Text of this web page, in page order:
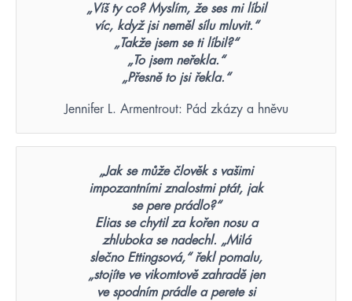
„Víš ty co? Myslím, že ses mi líbil
víc, když jsi neměl sílu mluvit.“
„Takže jsem se ti líbil?“
„To jsem neřekla.“
„Přesně to jsi řekla.“
Jennifer L. Armentrout: Pád zkázy a hněvu
„Jak se může člověk s vašimi
impozantními znalostmi ptát, jak
se pere prádlo?“
Elias se chytil za kořen nosu a
zhluboka se nadechl. „Milá
slečno Ettingsová,“ řekl pomalu,
„stojíte ve vikomtově zahradě jen
ve spodním prádle a perete si